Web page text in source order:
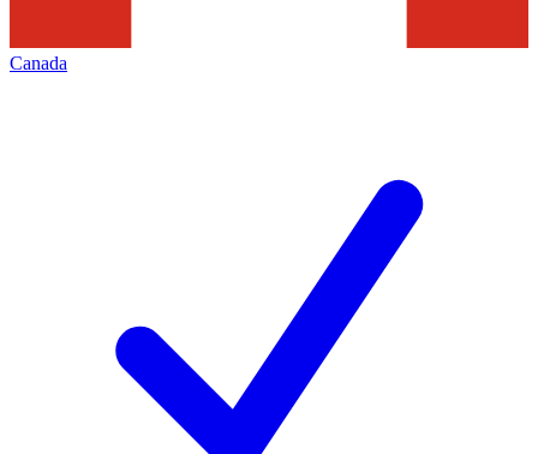
Canada